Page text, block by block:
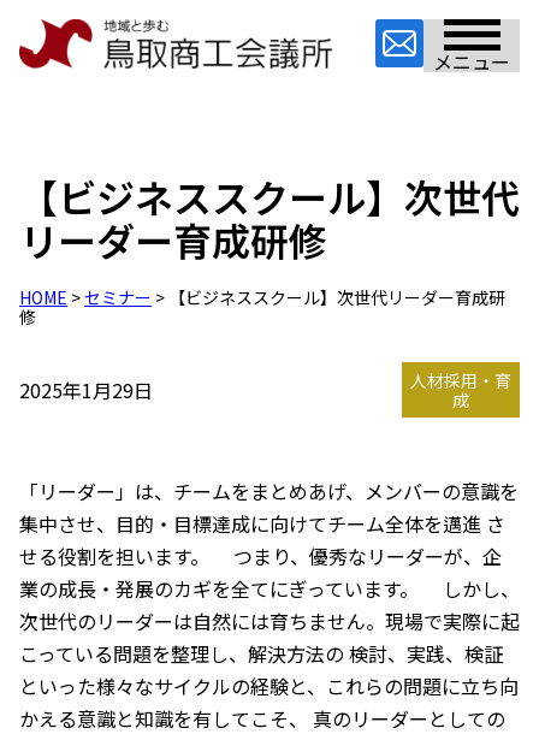
メニュー
【ビジネススクール】次世代
リーダー育成研修
HOME >セミナー > 【ビジネススクール】次世代リーダー育成研
修
2025年1月29日
人材採用・育
成
「リーダー」は、チームをまとめあげ、メンバーの意識を
集中させ、目的・目標達成に向けてチーム全体を邁進 さ
せる役割を担います。 つまり、優秀なリーダーが、企
業の成長・発展のカギを全てにぎっています。 しかし、
次世代のリーダーは自然には育ちません。現場で実際に起
こっている問題を整理し、解決方法の 検討、実践、検証
といった様々なサイクルの経験と、これらの問題に立ち向
かえる意識と知識を有してこそ、 真のリーダーとしての